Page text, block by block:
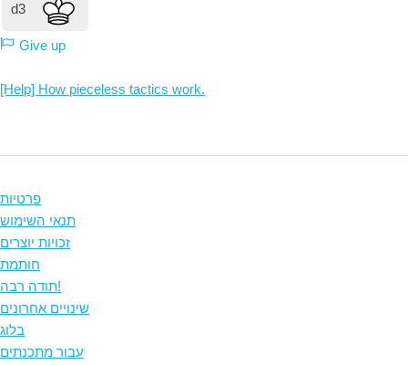
d3
Give up
[Help] How pieceless tactics work.
פרטיות
תנאי השימוש
זכויות יוצרים
חותמת
תודה רבה!
שינויים אחרונים
בלוג
עבור מתכנתים